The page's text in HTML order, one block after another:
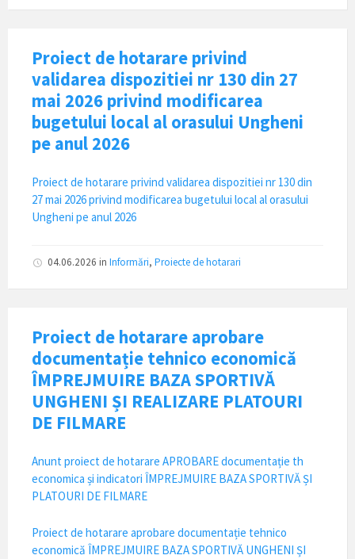
Proiect de hotarare privind
validarea dispozitiei nr 130 din 27
mai 2026 privind modificarea
bugetului local al orasului Ungheni
pe anul 2026
Proiect de hotarare privind validarea dispozitiei nr 130 din
27 mai 2026 privind modificarea bugetului local al orasului
Ungheni pe anul 2026
04.06.2026 in Informări, Proiecte de hotarari
Proiect de hotarare aprobare
documentație tehnico economică
ÎMPREJMUIRE BAZA SPORTIVĂ
UNGHENI ȘI REALIZARE PLATOURI
DE FILMARE
Anunt proiect de hotarare APROBARE documentație th
economica și indicatori ÎMPREJMUIRE BAZA SPORTIVĂ ȘI
PLATOURI DE FILMARE
Proiect de hotarare aprobare documentație tehnico
economică ÎMPREJMUIRE BAZA SPORTIVĂ UNGHENI ȘI